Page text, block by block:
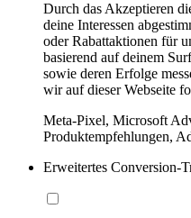
Durch das Akzeptieren
deine Interessen
oder Rabattaktionen für
basierend auf deinem
sowie deren Erfolge
wir auf dieser Webseite
Meta-Pixel, Microsoft
Produktempfehlungen,
Erweitertes Conversion-